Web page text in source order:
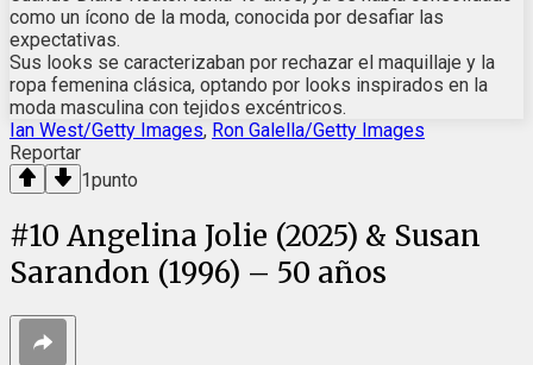
como un ícono de la moda, conocida por desafiar las
expectativas.
Sus looks se caracterizaban por rechazar el maquillaje y la
ropa femenina clásica, optando por looks inspirados en la
moda masculina con tejidos excéntricos.
Ian West/Getty Images, Ron Galella/Getty Images
Reportar
1punto
#10 Angelina Jolie (2025) & Susan
Sarandon (1996) – 50 años